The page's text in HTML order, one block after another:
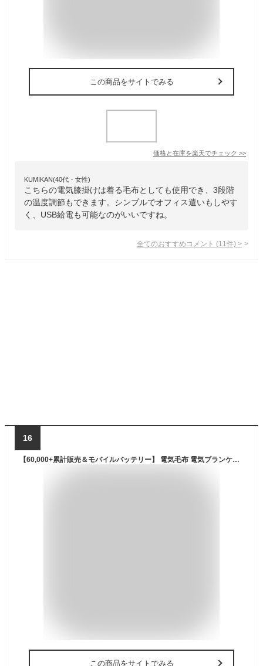
この商品をサイトでみる
価格と在庫を楽天でチェック >>
KUMIKAN(40代・女性)
こちらの電気膝掛けは着る毛布としても使用でき、3段階
の温度調節もできます。シンプルでオフィス遣いもしやす
く、USB給電も可能なのがいいですね。
全てのおすすめコメント (11 件) >
16
【60,000+累計販売＆モバイルバッテリー】 電気毛布 電気ブランケット バッテリー付き 22800mAh ブランケット 電気毛布 掛け敷き 電熱毛布 電気ひざ掛け 3秒速暖 ふわふわ 洗える 温度調節 タイマー ひざ掛け 電気カーペット 敷き 大判サイズ コードレス usb充電
この商品をサイトでみる